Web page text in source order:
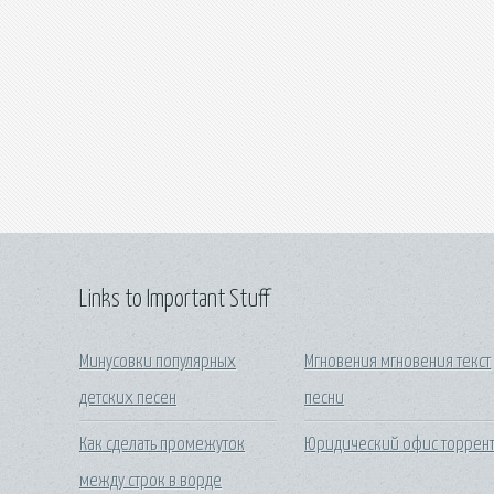
Links to Important Stuff
Минусовки популярных
детских песен
Как сделать промежуток
между строк в ворде
Мгновения мгновения текст
песни
Юридический офис